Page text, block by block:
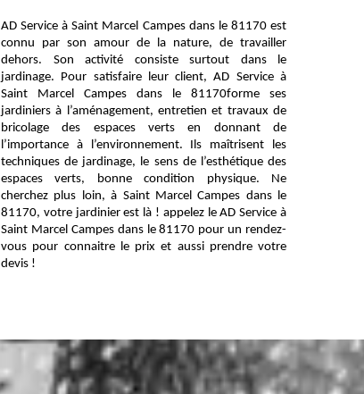
AD Service à Saint Marcel Campes dans le 81170 est
connu par son amour de la nature, de travailler
dehors. Son activité consiste surtout dans le
jardinage. Pour satisfaire leur client, AD Service à
Saint Marcel Campes dans le 81170forme ses
jardiniers à l’aménagement, entretien et travaux de
bricolage des espaces verts en donnant de
l’importance à l’environnement. Ils maîtrisent les
techniques de jardinage, le sens de l’esthétique des
espaces verts, bonne condition physique. Ne
cherchez plus loin, à Saint Marcel Campes dans le
81170, votre jardinier est là ! appelez le AD Service à
Saint Marcel Campes dans le 81170 pour un rendez-
vous pour connaitre le prix et aussi prendre votre
devis !